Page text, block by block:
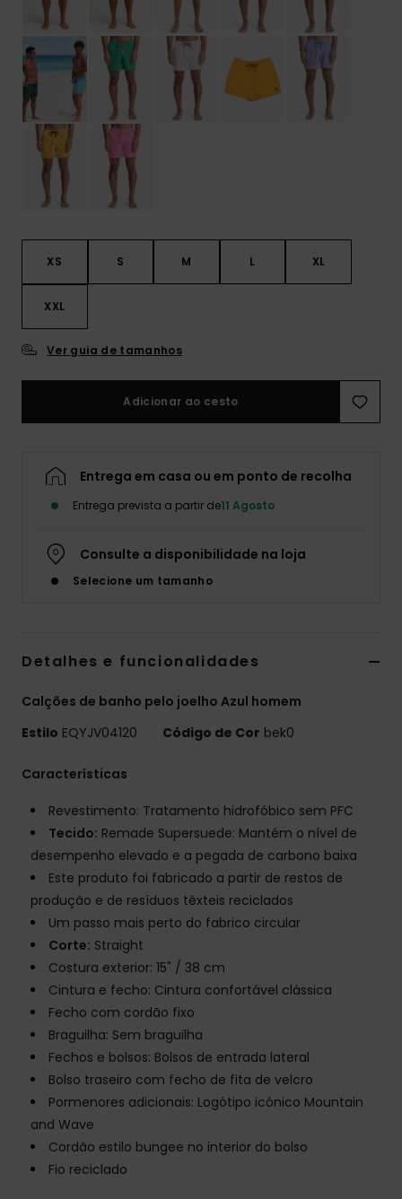
XS S M L XL
XXL
Ver guia de tamanhos
Adicionar ao cesto
Entrega em casa ou em ponto de recolha
Entrega prevista a partir de11 Agosto
Consulte a disponibilidade na loja
Selecione um tamanho
Detalhes e funcionalidades
Calções de banho pelo joelho Azul homem
Estilo EQYJV04120 Código de Cor bek0
Características
Revestimento: Tratamento hidrofóbico sem PFC
Tecido: Remade Supersuede: Mantém o nível de
desempenho elevado e a pegada de carbono baixa
Este produto foi fabricado a partir de restos de
produção e de resíduos têxteis reciclados
Um passo mais perto do fabrico circular
Corte: Straight
Costura exterior: 15" / 38 cm
Cintura e fecho: Cintura confortável clássica
Fecho com cordão fixo
Braguilha: Sem braguilha
Fechos e bolsos: Bolsos de entrada lateral
Bolso traseiro com fecho de fita de velcro
Pormenores adicionais: Logótipo icónico Mountain
and Wave
Cordão estilo bungee no interior do bolso
Fio reciclado